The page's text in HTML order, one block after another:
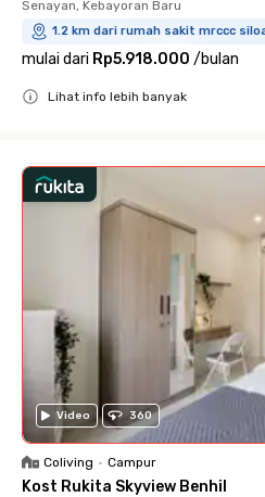
Senayan, Kebayoran Baru
1.2 km dari rumah sakit mrccc
mulai dari Rp5.918.000 /bulan
Lihat info lebih banyak
Video 360
Coliving • Campur
Kost Rukita Skyview Benhil